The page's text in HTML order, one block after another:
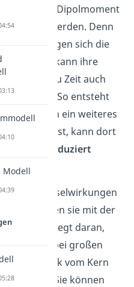
ohne Dipolmoment
Dipolen werden. Denn
bewegen sich die
Dadurch kann ihre
von Zeit zu Zeit auch
sein. So entsteht
. Wenn dann ein weiteres
der Nähe ist, kann dort
Dipol induziert
die Wechselwirkungen
sind, nehmen sie mit der
zu. Das liegt daran,
Elektronen bei großen
stark vom Kern
werden. Sie können
Modell